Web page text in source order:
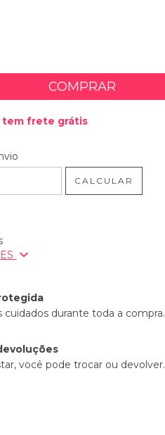
tem frete grátis
CALCULAR
cuidados durante toda a compra.
você pode trocar ou devolver.